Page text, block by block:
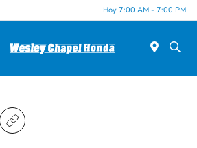
Hoy 7:00 AM - 7:00 PM